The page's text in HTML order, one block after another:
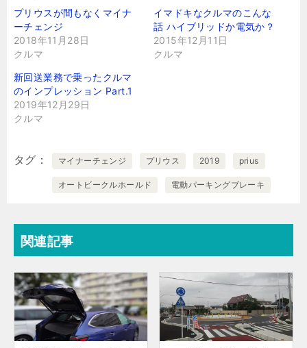
プリウスが間もなくマイナ
ーチェンジ
2018年11月28日
クルマ
イマドキなクルマのこんな
話 ハイブリッドか電気か？
2015年12月11日
クルマ
新回送業務で乗ったクルマ
のインプレッション Part.1
2019年12月29日
クルマ
タグ マイナーチェンジ プリウス 2019 prius
オートビークルホールド 電動パーキングブレーキ
関連記事